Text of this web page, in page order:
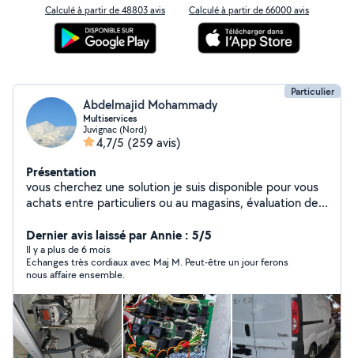
Calculé à partir de 48803 avis Calculé à partir de 66000 avis
Particulier
Abdelmajid Mohammady
Multiservices
Juvignac (Nord)
4,7/5 (259 avis)
Présentation
vous cherchez une solution je suis disponible pour vous
achats entre particuliers ou au magasins, évaluation de
cuisine changement mitigeur chasse d'eau pose des
tringles a rideau support tv étagère suspendu réparation
d'objets etc polyvalent nettoyage de terrasse et de
façade Un peu de mécanique et carrosserie a bientôt
j'espère
Dernier avis laissé par Annie : 5/5
Il y a plus de 6 mois
Echanges très cordiaux avec Maj M. Peut-être un jour ferons
nous affaire ensemble.